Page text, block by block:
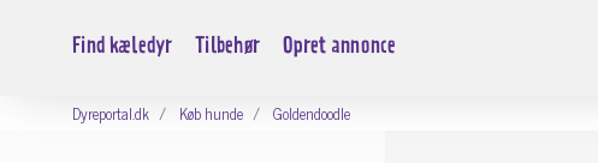
Find kæledyr Tilbehør Opret annonce
Dyreportal.dk Køb hunde Goldendoodle